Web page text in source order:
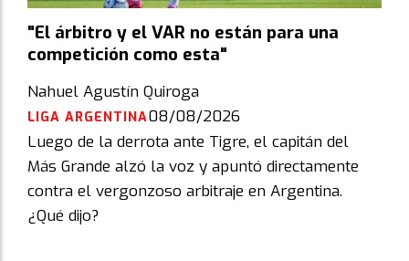
"El árbitro y el VAR no están para una
competición como esta"
Nahuel Agustín Quiroga
LIGA ARGENTINA08/08/2026
Luego de la derrota ante Tigre, el capitán del
Más Grande alzó la voz y apuntó directamente
contra el vergonzoso arbitraje en Argentina.
¿Qué dijo?